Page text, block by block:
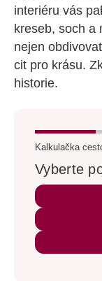
interiéru vás
kreseb, soch a
nejen
cit pro krásu.
historie.
Kalkulačka
Vyberte